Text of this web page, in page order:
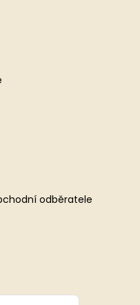
odběratele